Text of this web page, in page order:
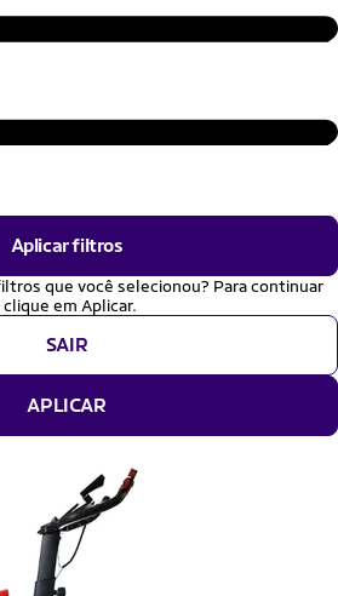
Aplicar filtros
que você selecionou? Para continuar
em Aplicar.
SAIR
APLICAR